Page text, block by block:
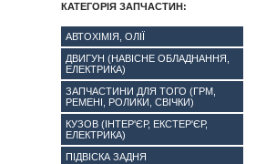
КАТЕГОРІЯ ЗАПЧАСТИН:
АВТОХІМІЯ, ОЛІЇ
ДВИГУН (НАВІСНЕ ОБЛАДНАННЯ,
ЕЛЕКТРИКА)
ЗАПЧАСТИНИ ДЛЯ ТОГО (ГРМ,
РЕМЕНІ, РОЛИКИ, СВІЧКИ)
КУЗОВ (ІНТЕР'ЄР, ЕКСТЕР'ЄР,
ЕЛЕКТРИКА)
ПІДВІСКА ЗАДНЯ